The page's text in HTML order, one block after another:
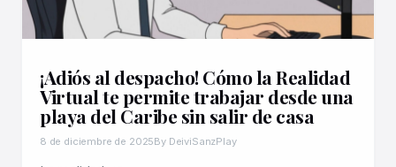
¡Adiós al despacho! Cómo la Realidad
Virtual te permite trabajar desde una
playa del Caribe sin salir de casa
8 de diciembre de 2025By DeiviSanzPlay